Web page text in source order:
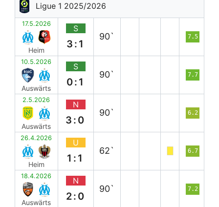
Ligue 1 2025/2026
17.5.2026
Heim
S
3:1
90` 7.5
10.5.2026
Auswärts
S
0:1
90` 7.7
2.5.2026
Auswärts
N
3:0
90` 6.2
26.4.2026
Heim
U
1:1
62` 6.7
18.4.2026
Auswärts
N
2:0
90` 7.2